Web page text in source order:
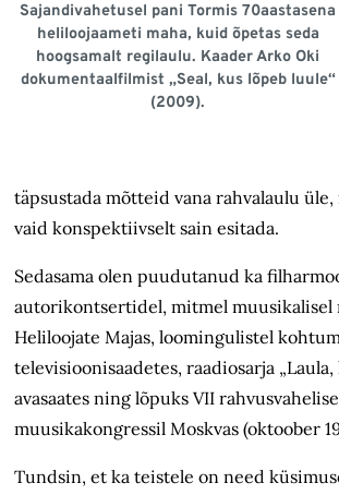
Sajandivahetusel pani Tormis 70aastasena
heliloojaameti maha, kuid õpetas seda
hoogsamalt regilaulu. Kaader Arko Oki
dokumentaalfilmist „Seal, kus lõpeb luule“
(2009).
täpsustada mõtteid vana rahvalaulu
vaid konspektiivselt sain esitada.
Sedasama olen puudutanud ka
autorikontsertidel, mitmel muusikalisel
Heliloojate Majas, loomingulistel
televisioonisaadetes, raadiosarja „Laula,
avasaates ning lõpuks VII
muusikakongressil Moskvas (oktoober
Tundsin, et ka teistele on need